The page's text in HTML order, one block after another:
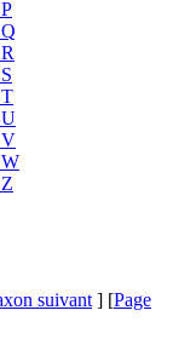
U
V
suivant ] [Page